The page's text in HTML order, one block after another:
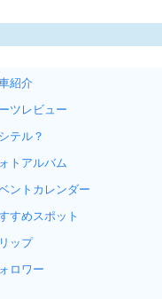
紹介
ツレビュー
テル？
トアルバム
ントカレンダー
すめスポット
ップ
ロワー